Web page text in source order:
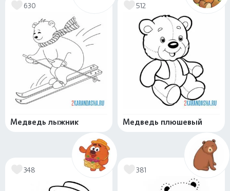
630
Медведь лыжник
512
Медведь плюшевый
348 381